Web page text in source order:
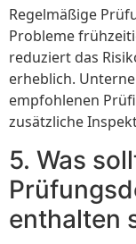
Regelmäßige
Probleme
reduziert das
erheblich.
empfohlenen
zusätzliche
5. Was
enthalten